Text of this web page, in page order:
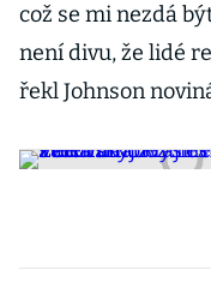
což se mi nezdá
není divu, že lidé
řekl Johnson